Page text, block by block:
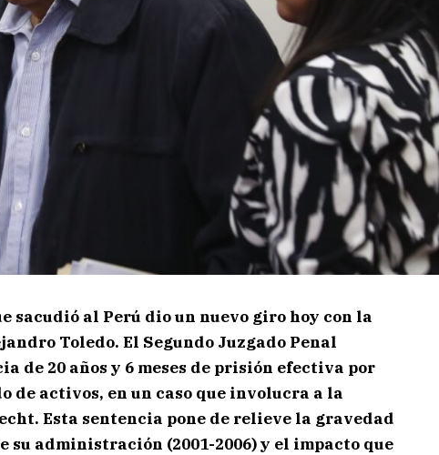
sacudió al Perú dio un nuevo giro hoy con la
Toledo. El Segundo Juzgado Penal
de 20 años y 6 meses de prisión efectiva por
de activos, en un caso que involucra a la
Esta sentencia pone de relieve la gravedad
su administración (2001-2006) y el impacto que